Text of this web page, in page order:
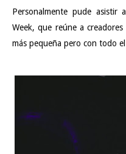
Personalmente pude asistir
Week, que reúne a
más pequeña pero con todo